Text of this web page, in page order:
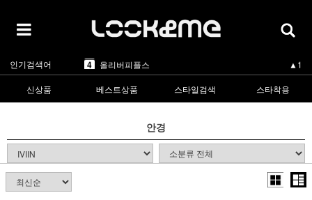
인기검색어
1 라피스센시블레 ▲2
마스카 ▲5
4 올리버피플스 ▲1
5 카렌워커 -
라피스센시블레
신상품 베스트상품 스타일검색 스타착용
안경